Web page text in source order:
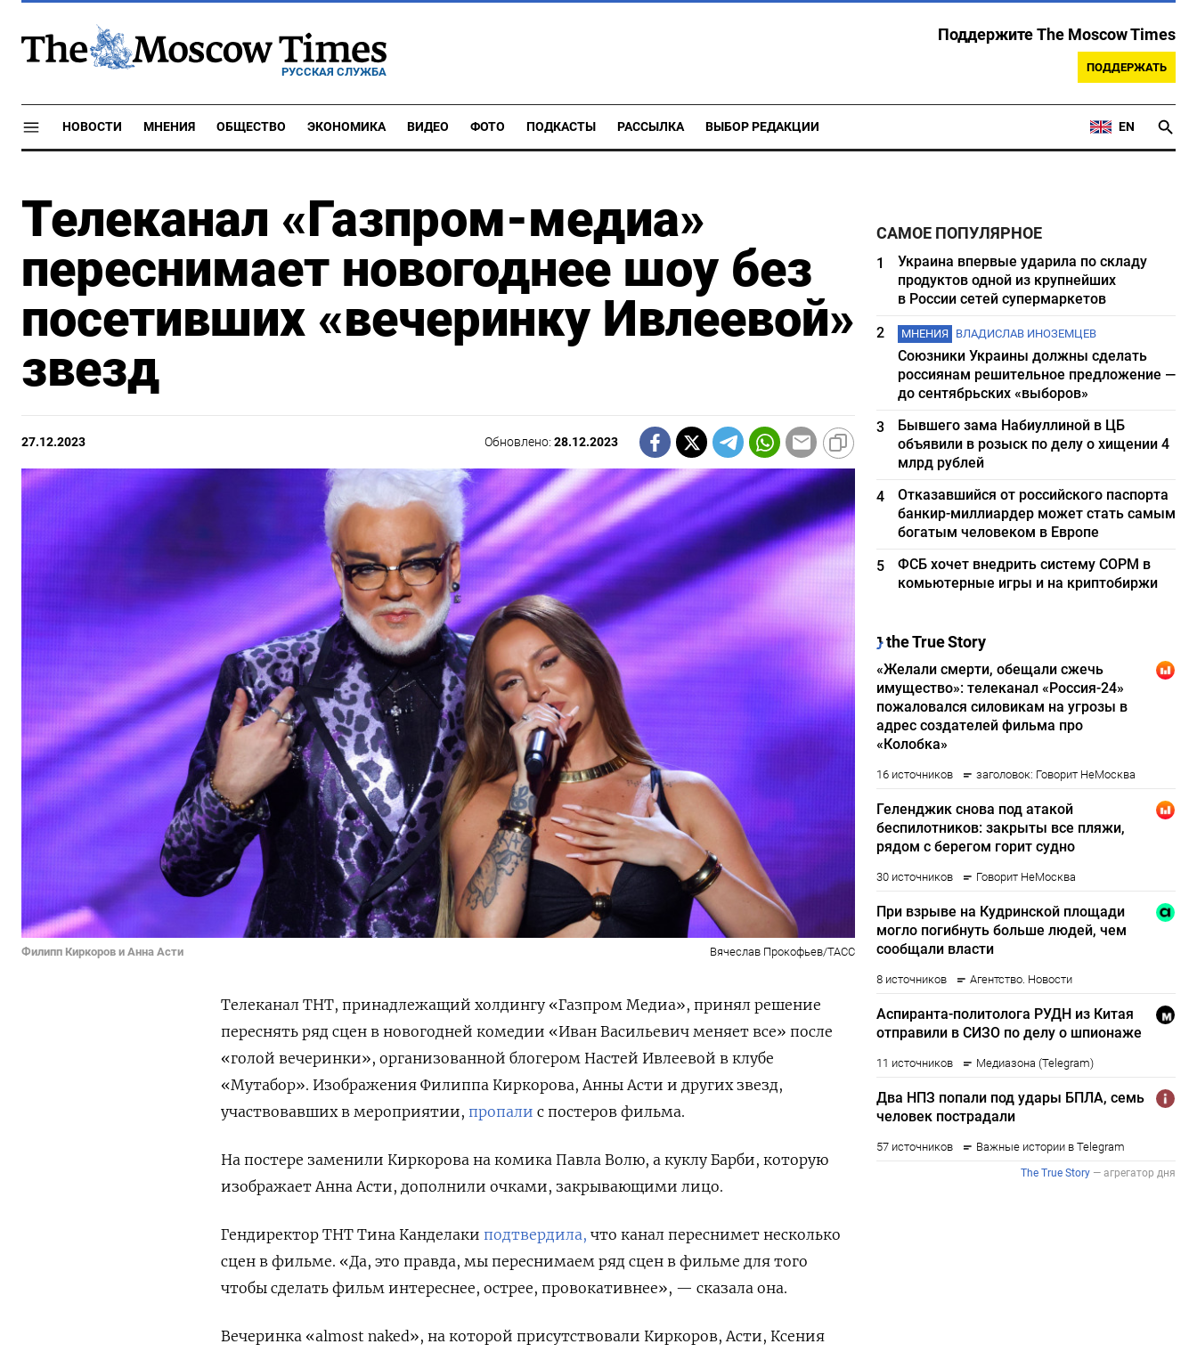
РУССКАЯ СЛУЖБА
Поддержите The Moscow Times
ПОДДЕРЖАТЬ
НОВОСТИ МНЕНИЯ ОБЩЕСТВО ЭКОНОМИКА ВИДЕО ФОТО ПОДКАСТЫ РАССЫЛКА ВЫБОР РЕДАКЦИИ EN
Телеканал «Газпром-медиа»
переснимает новогоднее шоу без
посетивших «вечеринку Ивлеевой»
звезд
27.12.2023 Обновлено:28.12.2023
Филипп Киркоров и Анна Асти Вячеслав Прокофьев/ТАСС
Телеканал ТНТ, принадлежащий холдингу «Газпром Медиа», принял решение
переснять ряд сцен в новогодней комедии «Иван Васильевич меняет все» после
«голой вечеринки», организованной блогером Настей Ивлеевой в клубе
«Мутабор». Изображения Филиппа Киркорова, Анны Асти и других звезд,
участвовавших в мероприятии, пропали с постеров фильма.
На постере заменили Киркорова на комика Павла Волю, а куклу Барби, которую
изображает Анна Асти, дополнили очками, закрывающими лицо.
Гендиректор ТНТ Тина Канделаки подтвердила, что канал переснимет несколько
сцен в фильме. «Да, это правда, мы переснимаем ряд сцен в фильме для того
чтобы сделать фильм интереснее, острее, провокативнее», — сказала она.
Вечеринка «almost naked», на которой присутствовали Киркоров, Асти, Ксения
САМОЕ ПОПУЛЯРНОЕ
1
Украина впервые ударила по складу
продуктов одной из крупнейших
в России сетей супермаркетов
2
МНЕНИЯ ВЛАДИСЛАВ ИНОЗЕМЦЕВ
Союзники Украины должны сделать
россиянам решительное предложение —
до сентябрьских «выборов»
3
Бывшего зама Набиуллиной в ЦБ
объявили в розыск по делу о хищении 4
млрд рублей
4
Отказавшийся от российского паспорта
банкир-миллиардер может стать самым
богатым человеком в Европе
5
ФСБ хочет внедрить систему СОРМ в
комьютерные игры и на криптобиржи